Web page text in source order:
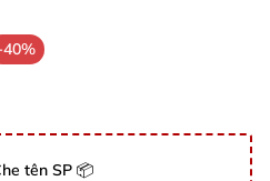
40%
tên SP 📦